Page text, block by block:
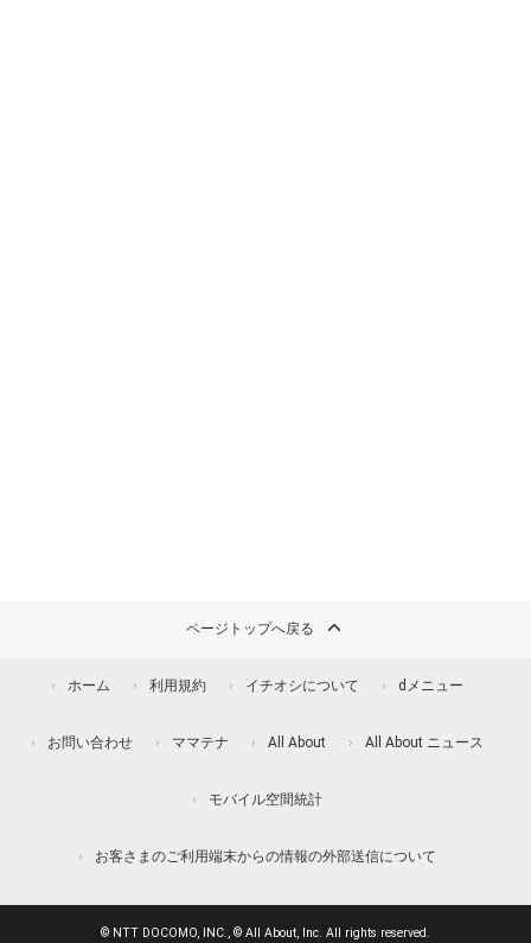
ページトップへ戻る
ホーム 利用規約 イチオシについて dメニュー
お問い合わせ ママテナ All About All About ニュース
モバイル空間統計
お客さまのご利用端末からの情報の外部送信について
© NTT DOCOMO, INC., © All About, Inc. All rights reserved.